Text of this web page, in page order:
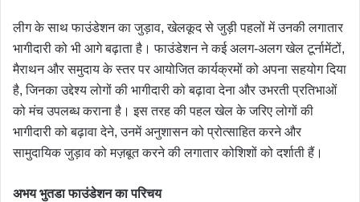
लीग के साथ फाउंडेशन का जुड़ाव, खेलकूद से जुड़ी पहलों में उनकी लगातार
भागीदारी को भी आगे बढ़ाता है। फाउंडेशन ने कई अलग-अलग खेल टूर्नामेंटों,
मैराथन और समुदाय के स्तर पर आयोजित कार्यक्रमों को अपना सहयोग दिया
है, जिनका उद्देश्य लोगों की भागीदारी को बढ़ावा देना और उभरती प्रतिभाओं
को मंच उपलब्ध कराना है। इस तरह की पहल खेल के जरिए लोगों की
भागीदारी को बढ़ावा देने, उनमें अनुशासन को प्रोत्साहित करने और
सामुदायिक जुड़ाव को मज़बूत करने की लगातार कोशिशों को दर्शाती हैं।
अभयभुतडाफाउंडेशनकापरिचय